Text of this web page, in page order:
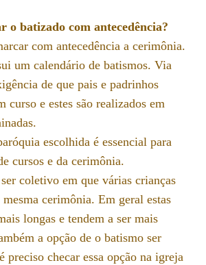
o batizado com antecedência?
com antecedência a cerimônia.
um calendário de batismos. Via
de que pais e padrinhos
curso e estes são realizados em
escolhida é essencial para
cursos e da cerimônia.
coletivo em que várias crianças
mesma cerimônia. Em geral estas
longas e tendem a ser mais
a opção de o batismo ser
preciso checar essa opção na igreja